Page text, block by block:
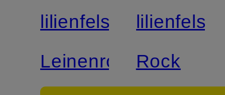
lilienfels
Leinenrock
lilienfels
Rock